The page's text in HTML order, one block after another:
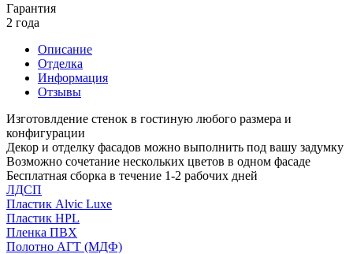
Гарантия
2 года
Описание
Отделка
Информация
Отзывы
Изготовлдение стенок в гостиную любого размера и
конфигурации
Декор и отделку фасадов можно выполнить под вашу задумку
Возможно сочетание нескольких цветов в одном фасаде
Бесплатная сборка в течение 1-2 рабочих дней
ЛДСП
Пластик Alvic Luxe
Пластик HPL
Пленка ПВХ
Полотно АГТ (МДФ)